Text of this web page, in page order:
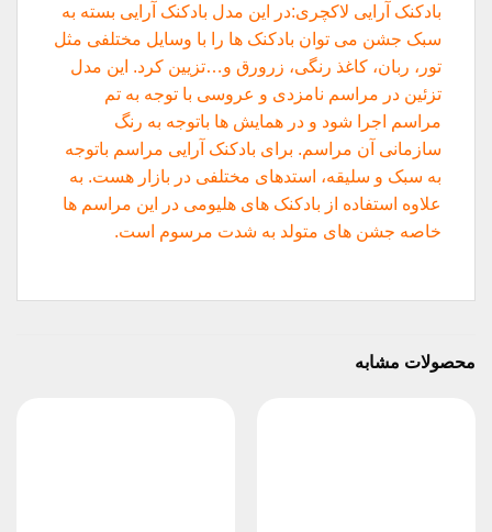
بادکنک آرایی لاکچری:در این مدل بادکنک آرایی بسته به
سبک جشن می توان بادکنک ها را با وسایل مختلفی مثل
تور، ربان، کاغذ رنگی، زرورق و…تزیین کرد. این مدل
تزئین در مراسم نامزدی و عروسی با توجه به تم
مراسم اجرا شود و در همایش ها باتوجه به رنگ
سازمانی آن مراسم. برای بادکنک آرایی مراسم باتوجه
به سبک و سلیقه، استدهای مختلفی در بازار هست. به
علاوه استفاده از بادکنک های هلیومی در این مراسم ها
خاصه جشن های متولد به شدت مرسوم است.
محصولات مشابه